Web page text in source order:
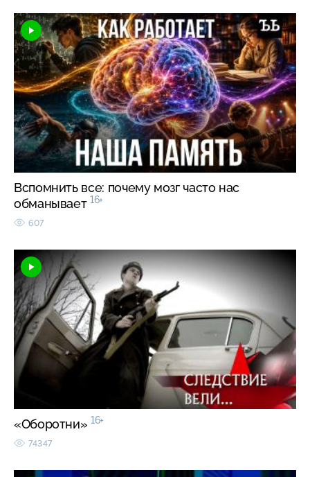
Вспомнить все: почему мозг часто нас
обманывает 16+
607
«Оборотни» 16+
74347